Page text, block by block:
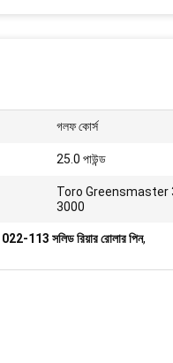
গলফ কোর্স
25.0 পাউন্ড
Toro Greensmaster
3000
113 সলিড রিয়ার রোলার পিন,